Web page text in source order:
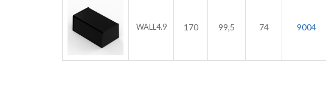
WALL4.9 170 99,5 74 9004